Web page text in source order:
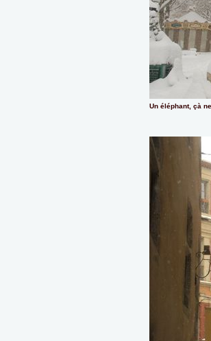
Un éléphant, çà